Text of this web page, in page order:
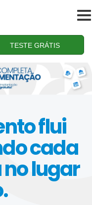
TESTE GRÁTIS
flui
cada
lugar